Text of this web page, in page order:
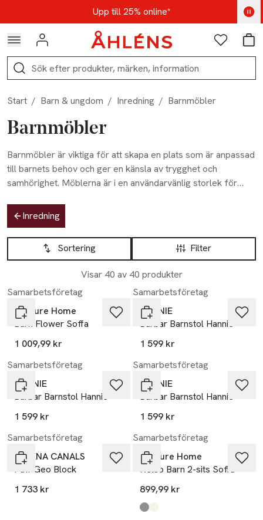
Hoppa till navigationsmenynUpp till 25% online*
Kod: AUG25 - Shoppa nu
Logga in Favoriter
Sök
Start / Barn & ungdom / Inredning / Barnmöbler
Barnmöbler
Barnmöbler är viktiga för att skapa en plats som är anpassad
till barnets behov och ger en känsla av trygghet och
samhörighet. Möblerna är i en användarvänlig storlek för
kan skapa och utforska. Vårt varierade utbud av barnmöbler,
inklusive bord, stolar, fåtöljer och soffor, ger dig möjlighet att
inreda barnrummet på ett lekfullt och stilsäkert sätt.
Hoppa till produktsidan
Inredning
Hoppa till produktsidan
Filter
Sortering
Visar 40 av 40 produkter
Lista över produkter
Samarbetsföretag
Venture Home
Barn Flower Soffa
1 009,99 kr
Samarbetsföretag
HANNIE
Bärbar Barnstol Hannie
1 599 kr
Samarbetsföretag
HANNIE
Bärbar Barnstol Hannie
1 599 kr
Samarbetsföretag
HANNIE
Bärbar Barnstol Hannie
1 599 kr
Samarbetsföretag
LORENA CANALS
Puff Geo Block
1 733 kr
Samarbetsföretag
Venture Home
Kelso Barn 2-sits Soffa
899,99 kr
Produkten finns i färgerna:
grey
white